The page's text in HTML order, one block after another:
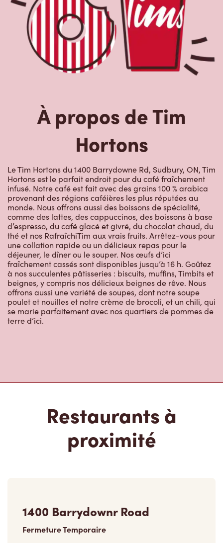
À propos de Tim
Hortons
Le Tim Hortons du 1400 Barrydowne Rd, Sudbury, ON, Tim
Hortons est le parfait endroit pour du café fraîchement
infusé. Notre café est fait avec des grains 100 % arabica
provenant des régions caféières les plus réputées au
monde. Nous offrons aussi des boissons de spécialité,
comme des lattes, des cappuccinos, des boissons à base
d’espresso, du café glacé et givré, du chocolat chaud, du
thé et nos RafraîchiTim aux vrais fruits. Arrêtez-vous pour
une collation rapide ou un délicieux repas pour le
déjeuner, le dîner ou le souper. Nos œufs d’ici
fraîchement cassés sont disponibles jusqu’à 16 h. Goûtez
à nos succulentes pâtisseries : biscuits, muffins, Timbits et
beignes, y compris nos délicieux beignes de rêve. Nous
offrons aussi une variété de soupes, dont notre soupe
poulet et nouilles et notre crème de brocoli, et un chili, qui
se marie parfaitement avec nos quartiers de pommes de
terre d’ici.
Restaurants à
proximité
1400 Barrydownr Road
Fermeture Temporaire